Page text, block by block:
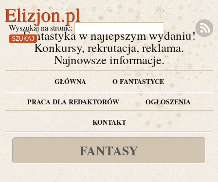
Wyszukaj na stronie:
Elizjon.pl
Fantastyka w najlepszym wydaniu!
Konkursy, rekrutacja, reklama.
Najnowsze informacje.
GŁÓWNA
O FANTASTYCE
PRACA DLA REDAKTORÓW
OGŁOSZENIA
KONTAKT
FANTASY